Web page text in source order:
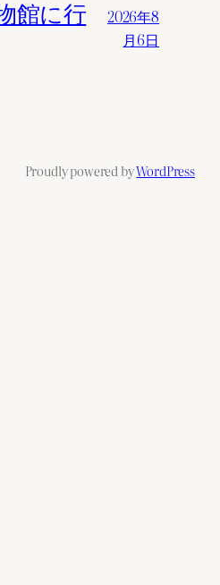
館に行
2026年8
月6日
Proudly powered byWordPress